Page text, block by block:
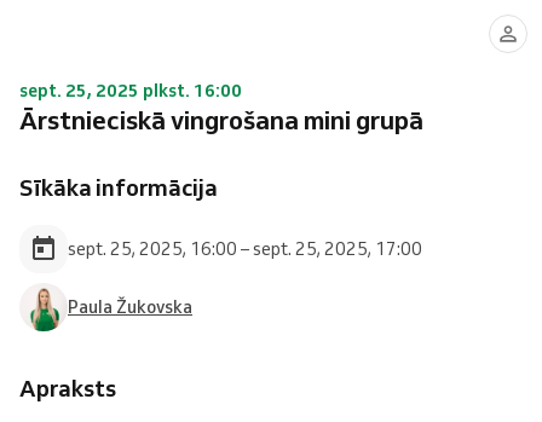
sept. 25, 2025 plkst. 16:00
Ārstnieciskā vingrošana mini grupā
Sīkāka informācija
sept. 25, 2025, 16:00 – sept. 25, 2025, 17:00
Paula Žukovska
Apraksts